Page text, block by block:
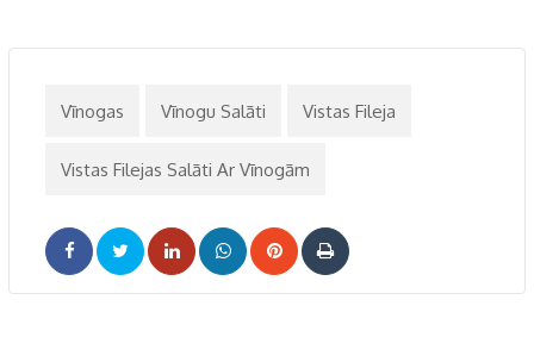
Vīnogas Vīnogu Salāti Vistas Fileja
Vistas Filejas Salāti Ar Vīnogām
LinkedInWhatsappPinterest
Print